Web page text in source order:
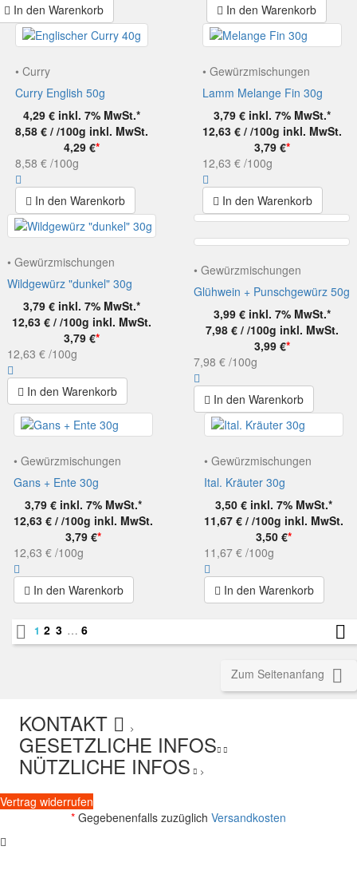
In den Warenkorb In den Warenkorb
• Curry
Curry English 50g
4,29 € inkl. 7% MwSt.*
8,58 € / /100g inkl. MwSt.
4,29 €*
8,58 € /100g
In den Warenkorb
• Gewürzmischungen
Lamm Melange Fin 30g
3,79 € inkl. 7% MwSt.*
12,63 € / /100g inkl. MwSt.
3,79 €*
12,63 € /100g
In den Warenkorb
• Gewürzmischungen
Wildgewürz "dunkel" 30g
3,79 € inkl. 7% MwSt.*
12,63 € / /100g inkl. MwSt.
3,79 €*
12,63 € /100g
In den Warenkorb
• Gewürzmischungen
Glühwein + Punschgewürz 50g
3,99 € inkl. 7% MwSt.*
7,98 € / /100g inkl. MwSt.
3,99 €*
7,98 € /100g
In den Warenkorb
• Gewürzmischungen
Gans + Ente 30g
3,79 € inkl. 7% MwSt.*
12,63 € / /100g inkl. MwSt.
3,79 €*
12,63 € /100g
In den Warenkorb
• Gewürzmischungen
Ital. Kräuter 30g
3,50 € inkl. 7% MwSt.*
11,67 € / /100g inkl. MwSt.
3,50 €*
11,67 € /100g
In den Warenkorb
 12 3 … 6 
Zum Seitenanfang 
KONTAKT >
GESETZLICHE INFOS
NÜTZLICHE INFOS >
Vertrag widerrufen
* Gegebenenfalls zuzüglich Versandkosten